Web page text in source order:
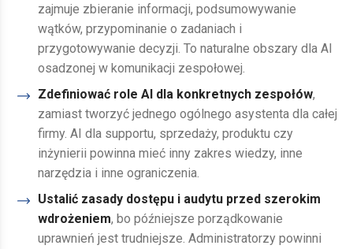
zajmuje zbieranie informacji, podsumowywanie
wątków, przypominanie o zadaniach i
przygotowywanie decyzji. To naturalne obszary dla AI
osadzonej w komunikacji zespołowej.
Zdefiniować role AI dla konkretnych zespołów,
zamiast tworzyć jednego ogólnego asystenta dla całej
firmy. AI dla supportu, sprzedaży, produktu czy
inżynierii powinna mieć inny zakres wiedzy, inne
narzędzia i inne ograniczenia.
Ustalić zasady dostępu i audytu przed szerokim
wdrożeniem, bo późniejsze porządkowanie
uprawnień jest trudniejsze. Administratorzy powinni